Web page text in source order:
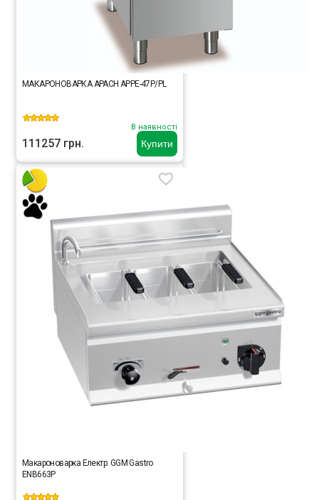
Купити
МАКАРОНОВАРКА APACH APPE-47P/PL
В наявності
111257 грн.
Макароноварка Електр. GGM Gastro
ENB663P